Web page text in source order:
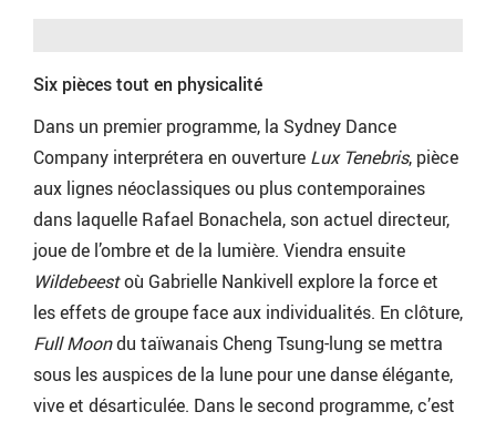
Six pièces tout en physicalité
Dans un premier programme, la Sydney Dance
Company interprétera en ouverture Lux Tenebris, pièce
aux lignes néoclassiques ou plus contemporaines
dans laquelle Rafael Bonachela, son actuel directeur,
joue de l’ombre et de la lumière. Viendra ensuite
Wildebeestoù Gabrielle Nankivell explore la force et
les effets de groupe face aux individualités. En clôture,
Full Moondu taïwanais Cheng Tsung-lung se mettra
sous les auspices de la lune pour une danse élégante,
vive et désarticulée. Dans le second programme, c’est